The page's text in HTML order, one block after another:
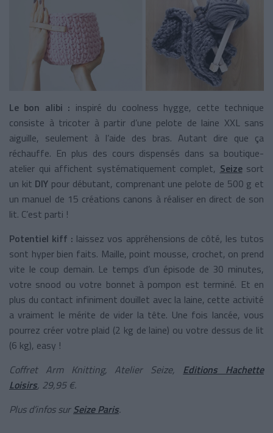
Le bon alibi : inspiré du coolness hygge, cette technique
consiste à tricoter à partir d’une pelote de laine XXL sans
aiguille, seulement à l’aide des bras. Autant dire que ça
réchauffe. En plus des cours dispensés dans sa boutique-
atelier qui affichent systématiquement complet, Seizesort
un kit DIY pour débutant, comprenant une pelote de 500 g et
un manuel de 15 créations canons à réaliser en direct de son
lit. C’est parti !
Potentiel kiff : laissez vos appréhensions de côté, les tutos
sont hyper bien faits. Maille, point mousse, crochet, on prend
vite le coup demain. Le temps d’un épisode de 30 minutes,
votre snood ou votre bonnet à pompon est terminé. Et en
plus du contact infiniment douillet avec la laine, cette activité
a vraiment le mérite de vider la tête. Une fois lancée, vous
pourrez créer votre plaid (2 kg de laine) ou votre dessus de lit
(6 kg), easy !
Coffret Arm Knitting, Atelier Seize, Editions Hachette
Loisirs, 29,95 €.
Plus d’infos surSeize Paris.